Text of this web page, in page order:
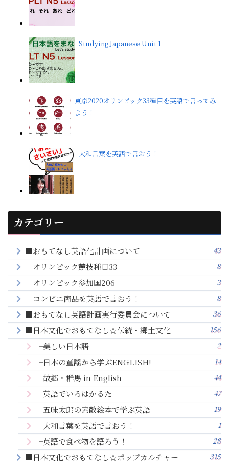
Studying Japanese Unit 1
東京2020オリンピック33種目を英語で言ってみ
よう！
大和言葉を英語で言おう！
カテゴリー
■おもてなし英語化計画について 43
├オリンピック競技種目33 8
├オリンピック参加国206 3
├コンビニ商品を英語で言おう！ 8
■おもてなし英語計画実行委員会について 36
■日本文化でおもてなし☆伝統・郷土文化 156
├美しい日本語 2
├日本の童謡から学ぶENGLISH! 14
├故郷・群馬 in English 44
├英語でいろはかるた 47
├五味太郎の素敵絵本で学ぶ英語 19
├大和言葉を英語で言おう！ 1
├英語で食べ物を語ろう！ 28
■日本文化でおもてなし☆ポップカルチャー 315